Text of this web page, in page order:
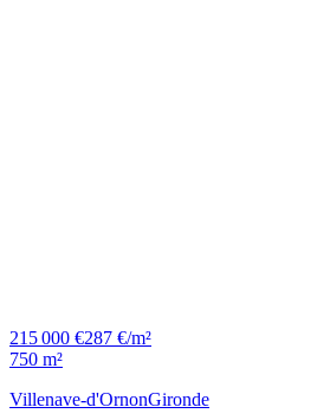
215 000 €287 €/m²
750 m²
Villenave-d'OrnonGironde